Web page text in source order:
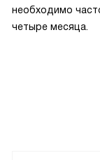
необходимо
четыре месяца.